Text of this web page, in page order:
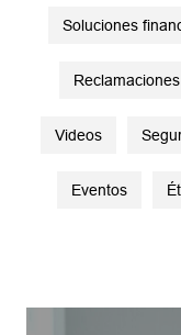
Soluciones
Reclamaciones
Videos
Eventos